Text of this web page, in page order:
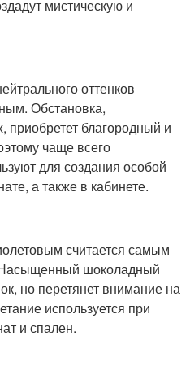
мистическую и
оттенков
Обстановка,
приобретет благородный и
чаще всего
для создания особой
а также в кабинете.
считается самым
шоколадный
но перетянет внимание на
используется при
и спален.